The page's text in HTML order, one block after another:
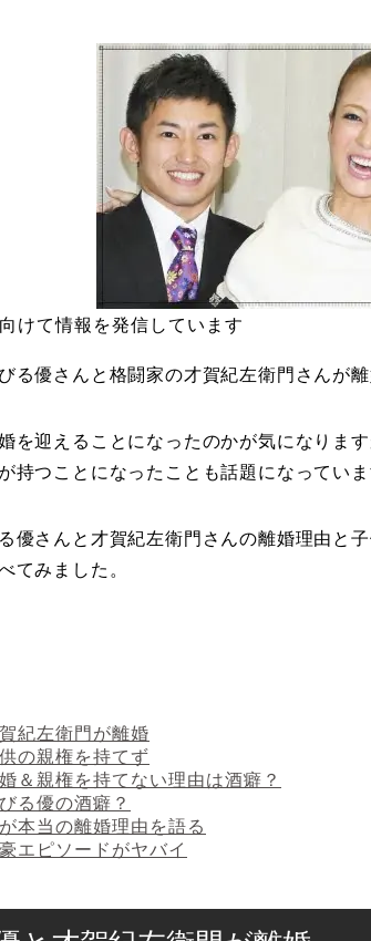
けて情報を発信しています
る優さんと格闘家の才賀紀左衛門さんが
を迎えることになったのかが気になりま
持つことになったことも話題になっていま
優さんと才賀紀左衛門さんの離婚理由と
てみました。
紀左衛門が離婚
の親権を持てず
＆親権を持てない理由は酒癖？
る優の酒癖？
本当の離婚理由を語る
エピソードがヤバイ